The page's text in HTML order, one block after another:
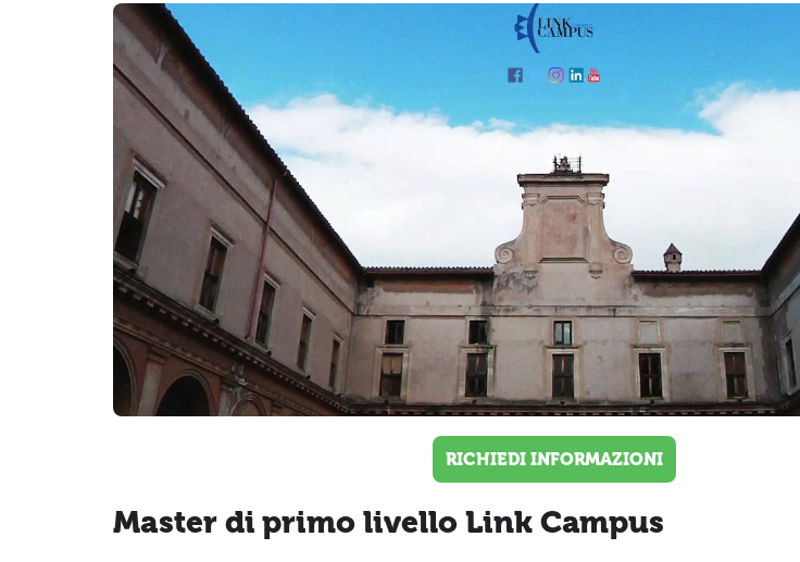
RICHIEDI INFORMAZIONI
Master di primo livello Link Campus